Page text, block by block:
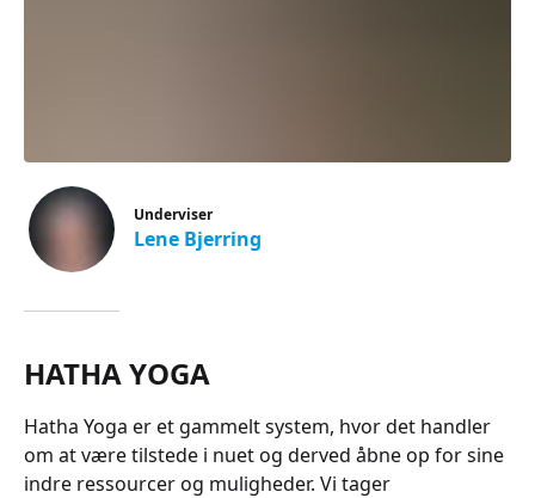
Underviser
Lene Bjerring
HATHA YOGA
Hatha Yoga er et gammelt system, hvor det handler
om at være tilstede i nuet og derved åbne op for sine
indre ressourcer og muligheder. Vi tager